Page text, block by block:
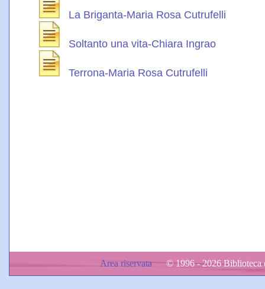
La Briganta-Maria Rosa Cutrufelli
Soltanto una vita-Chiara Ingrao
Terrona-Maria Rosa Cutrufelli
Area riservata© 1996 - 2026 Biblioteca